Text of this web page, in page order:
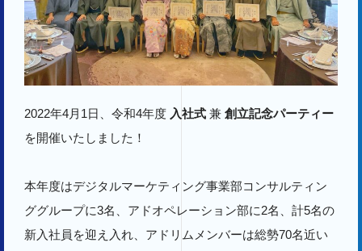
2022年4月1日、令和4年度 入社式 兼 創立記念パーティー
を開催いたしました！
本年度はデジタルマーケティング事業部コンサルティン
ググループに3名、アドオペレーション部に2名、計5名の
新入社員を迎え入れ、アドリムメンバーは総勢70名近い